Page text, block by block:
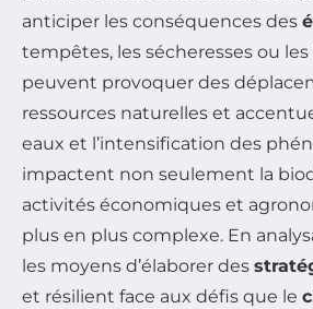
anticiper les conséquences des
tempêtes, les sécheresses ou
peuvent provoquer des
ressources naturelles et
eaux et l’intensification des
impactent non seulement la
activités économiques et
plus en plus complexe. En
les moyens d’élaborer des
et résilient face aux défis que le